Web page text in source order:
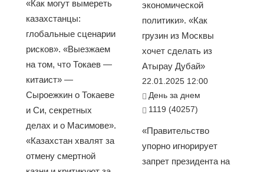
«Как могут вымереть
казахстанцы:
глобальные сценарии
рисков». «Выезжаем
на том, что Токаев —
китаист» —
Сыроежкин о Токаеве
и Си, секретных
делах и о Масимове».
«Казахстан хвалят за
отмену смертной
экономической
политики». «Как
грузин из Москвы
хочет сделать из
Атырау Дубай»
22.01.2025 12:00
День за днем
1119 (40257)
«Правительство
упорно игнорирует
запрет президента на